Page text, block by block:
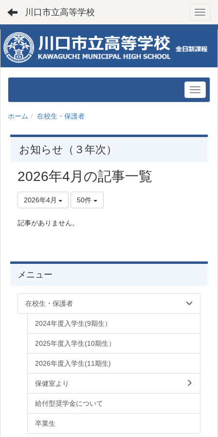
川口市立高等学校
ホーム 在校生・保護者
お知らせ（３年次）
2026年4月の記事一覧
2026年4月 50件
記事がありません。
メニュー
在校生・保護者
2024年度入学生(9期生）
2025年度入学生(10期生）
2026年度入学生(11期生)
保健室より
給付型奨学金について
卒業生